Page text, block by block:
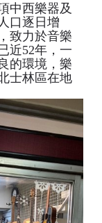
中西樂器及
口逐日增
致力於音樂
近52年，一
的環境，樂
士林區在地